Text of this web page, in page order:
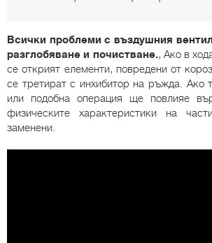
Всички проблеми с въздушния
разглобяване и почистване., Ако в
се открият елементи, повредени от
се третират с инхибитор на ръжда. Ако
или подобна операция ще повлияе
физическите характеристики на
заменени.